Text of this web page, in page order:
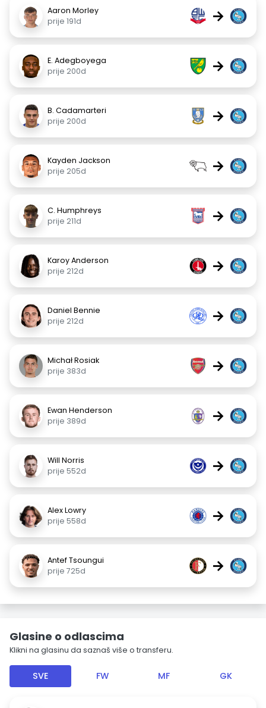
Aaron Morley
prije 191d
→
E. Adegboyega
prije 200d
→
B. Cadamarteri
prije 200d
→
Kayden Jackson
prije 205d
→
C. Humphreys
prije 211d
→
Karoy Anderson
prije 212d
→
Daniel Bennie
prije 212d
→
Michał Rosiak
prije 383d
→
Ewan Henderson
prije 389d
→
Will Norris
prije 552d
→
Alex Lowry
prije 558d
→
Antef Tsoungui
prije 725d
→
Glasine o odlascima
Klikni na glasinu da saznaš više o transferu.
SVE FW MF GK